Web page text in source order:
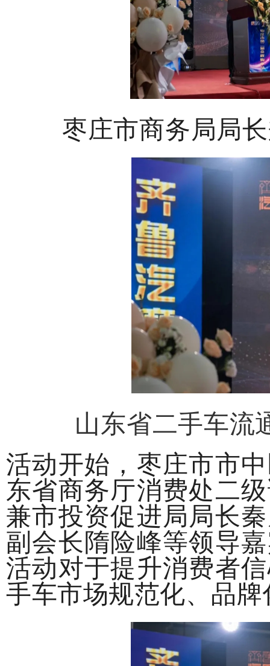
枣庄市商务局局
山东省二手车流
活动开始，枣庄市市
东省商务厅消费处二
兼市投资促进局局长
副会长隋险峰等领导
活动对于提升消费者
手车市场规范化、品